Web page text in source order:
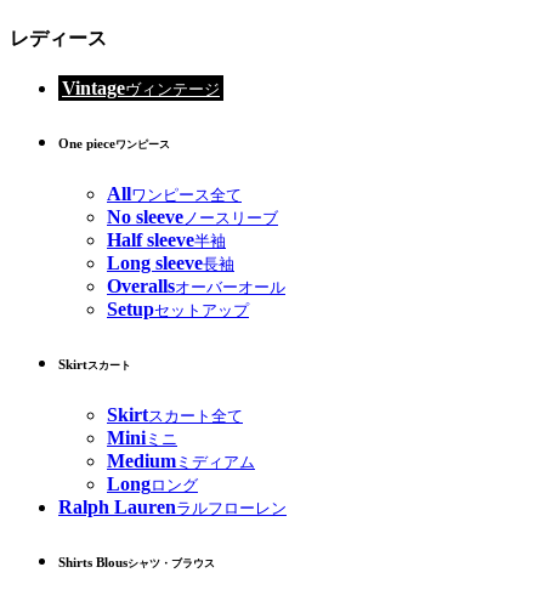
レディース
Vintageヴィンテージ
One pieceワンピース
Allワンピース全て
No sleeveノースリーブ
Half sleeve半袖
Long sleeve長袖
Overallsオーバーオール
Setupセットアップ
Skirtスカート
Skirtスカート全て
Miniミニ
Medium ミディアム
Longロング
Ralph Laurenラルフローレン
Shirts Blousシャツ・ブラウス